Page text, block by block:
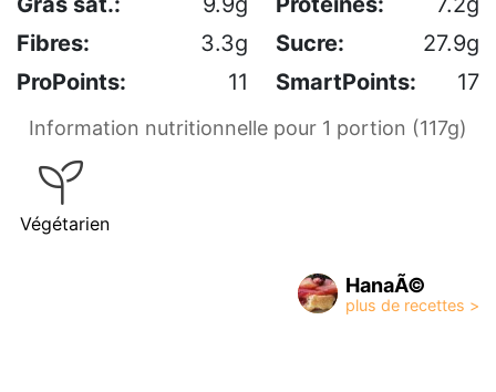
Fibres:
3.3g Sucre:
27.9g
ProPoints:
11 SmartPoints: 17
Information nutritionnelle pour 1 portion (117g)
Végétarien
HanaÃ©